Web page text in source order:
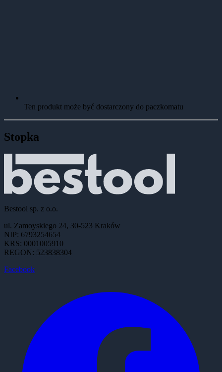
Ten produkt może być dostarczony do paczkomatu
Stopka
Bestool sp. z o.o.
ul. Zamoyskiego 24, 30-523 Kraków
NIP: 6793254654
KRS: 0001005910
REGON: 523838304
Facebook